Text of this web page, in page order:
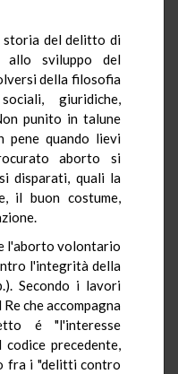
storia del delitto di
allo sviluppo del
della filosofia
giuridiche,
punito in talune
pene quando lievi
aborto si
disparati, quali la
il buon costume,
l'aborto volontario
l'integrità della
Secondo i lavori
che accompagna
é "l'interesse
precedente,
fra i "delitti contro